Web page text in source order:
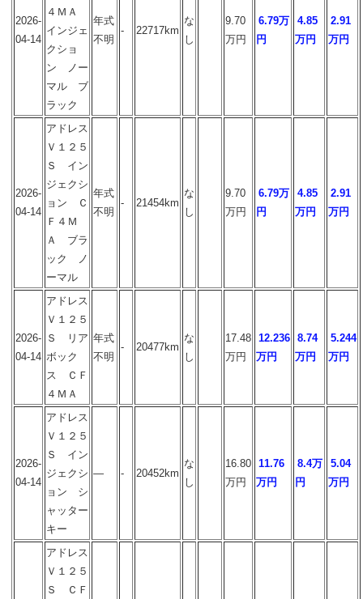
2026-
04-14
４ＭＡ
インジェ
クショ
ン ノー
マル ブ
ラック
年式
不明
- 22717km
な
し
9.70
万円
6.79万
円
4.85
万円
2.91
万円
2026-
04-14
アドレス
Ｖ１２５
Ｓ イン
ジェクシ
ョン Ｃ
Ｆ４Ｍ
Ａ ブラ
ック ノ
ーマル
年式
不明
- 21454km
な
し
9.70
万円
6.79万
円
4.85
万円
2.91
万円
2026-
04-14
アドレス
Ｖ１２５
Ｓ リア
ボック
ス ＣＦ
４ＭＡ
年式
不明
- 20477km
な
し
17.48
万円
12.236
万円
8.74
万円
5.244
万円
2026-
04-14
アドレス
Ｖ１２５
Ｓ イン
ジェクシ
ョン シ
ャッター
キー
― - 20452km
な
し
16.80
万円
11.76
万円
8.4万
円
5.04
万円
アドレス
Ｖ１２５
Ｓ ＣＦ